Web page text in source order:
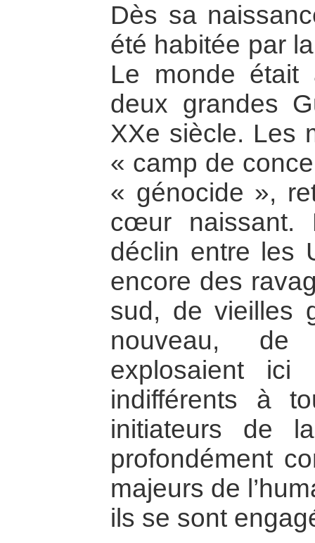
Dès sa
été habitée par
Le monde était
deux grandes
XXe siècle. Les
« camp de
« génocide »,
cœur naissant.
déclin entre les
encore des
sud, de vieilles
nouveau, de
explosaient
indifférents à
initiateurs de
profondément
majeurs de
ils se sont